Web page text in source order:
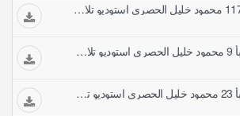
آل عمران 84 117 محمود خليل الحصري استوديو تلاوات مجودة
الأحزاب 51 سبأ 9 محمود خليل الحصري استوديو تلاوات مجودة
الأحزاب 60 سبأ 23 محمود خليل الحصري استوديو تلاوات مجودة